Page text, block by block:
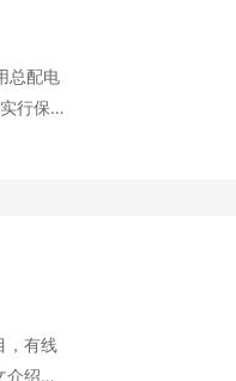
行保
，有线
介绍